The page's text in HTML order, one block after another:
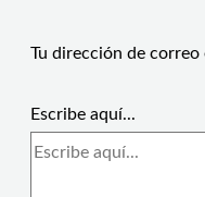
Tu dirección de
Escribe aquí...